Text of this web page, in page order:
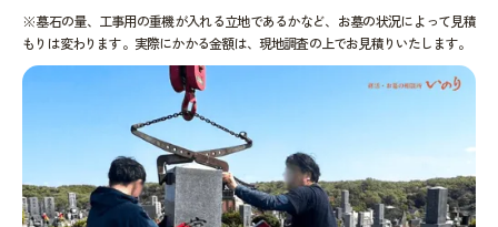
※墓石の量、工事用の重機が入れる立地であるかなど、お墓の状況によって見積
もりは変わります。実際にかかる金額は、現地調査の上でお見積りいたします。